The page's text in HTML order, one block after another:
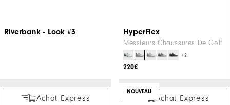
Valencia - Look #4 Valencia - Look #2
NOUVEAU Achat Express